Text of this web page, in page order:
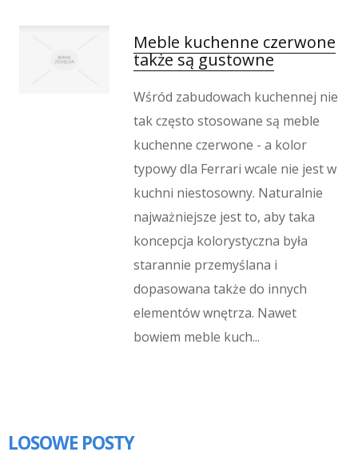
Meble kuchenne czerwone
także są gustowne
Wśród zabudowach kuchennej nie
tak często stosowane są meble
kuchenne czerwone - a kolor
typowy dla Ferrari wcale nie jest w
kuchni niestosowny. Naturalnie
najważniejsze jest to, aby taka
koncepcja kolorystyczna była
starannie przemyślana i
dopasowana także do innych
elementów wnętrza. Nawet
bowiem meble kuch...
LOSOWE POSTY